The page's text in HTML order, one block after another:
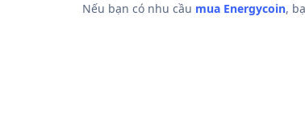
Nếu bạn có nhu cầu mua Energycoin,